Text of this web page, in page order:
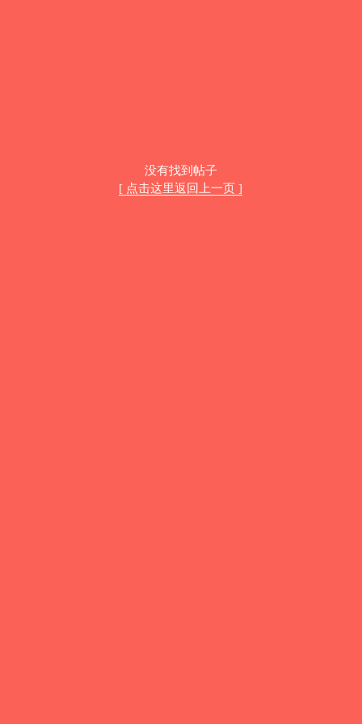
没有找到帖子
[ 点击这里返回上一页 ]